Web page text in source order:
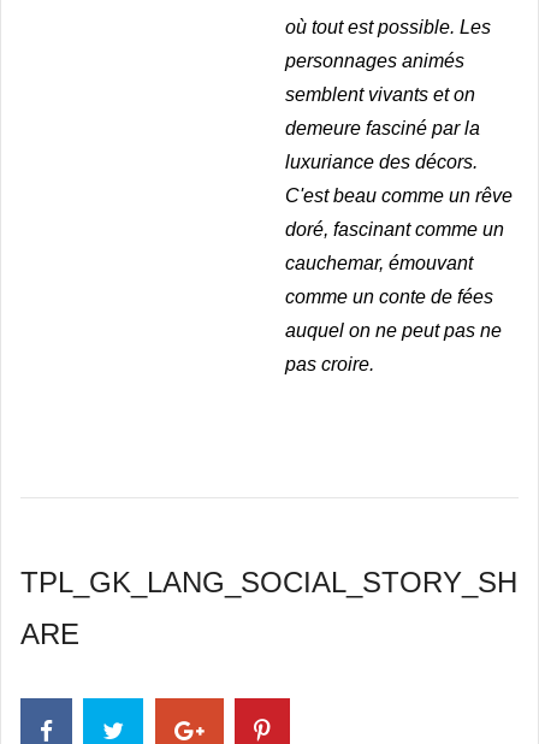
où tout est possible. Les
personnages animés
semblent vivants et on
demeure fasciné par la
luxuriance des décors.
C'est beau comme un rêve
doré, fascinant comme un
cauchemar, émouvant
comme un conte de fées
auquel on ne peut pas ne
pas croire.
TPL_GK_LANG_SOCIAL_STORY_SH
ARE